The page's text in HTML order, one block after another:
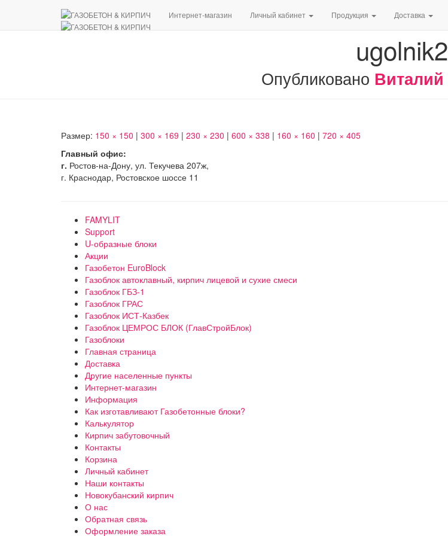
Интернет-магазин Личный кабинет Продукция Доставка
ugolnik2
Опубликовано Виталий
Размер: 150 × 150 | 300 × 169 | 230 × 230 | 600 × 338 | 160 × 160 | 720 × 405
Главный офис:
г. Ростов-на-Дону, ул. Текучева 207ж,
г. Краснодар, Ростовское шоссе 11
FAMYLIT
Support
U-образные блоки
Акции
Газобетон EuroBlock
Газоблок автоклавный, кирпич лицевой и сухие смеси
Газоблок ГБЗ-1
Газоблок ГРАС
Газоблок ИСТ-Казбек
Газоблок ЦЕМРОС БЛОК (ГлавСтройБлок)
Газоблоки
Главная страница
Доставка
Другие населенные пункты
Интернет-магазин
Информация
Как изготавливают Газобетонные блоки?
Калькулятор
Кирпич забутовочный
Контакты
Корзина
Личный кабинет
Наши контакты
Новокубанский кирпич
О нас
Обратная связь
Оформление заказа